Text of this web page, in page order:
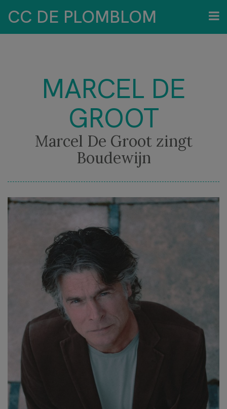
CC DE PLOMBLOM
MARCEL DE
GROOT
Marcel De Groot zingt
Boudewijn